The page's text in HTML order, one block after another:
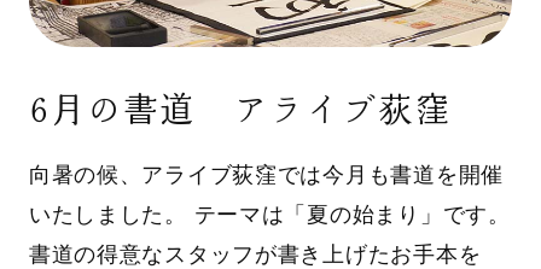
6月の書道 アライブ荻窪
向暑の候、アライブ荻窪では今月も書道を開催
いたしました。 テーマは「夏の始まり」です。
書道の得意なスタッフが書き上げたお手本を